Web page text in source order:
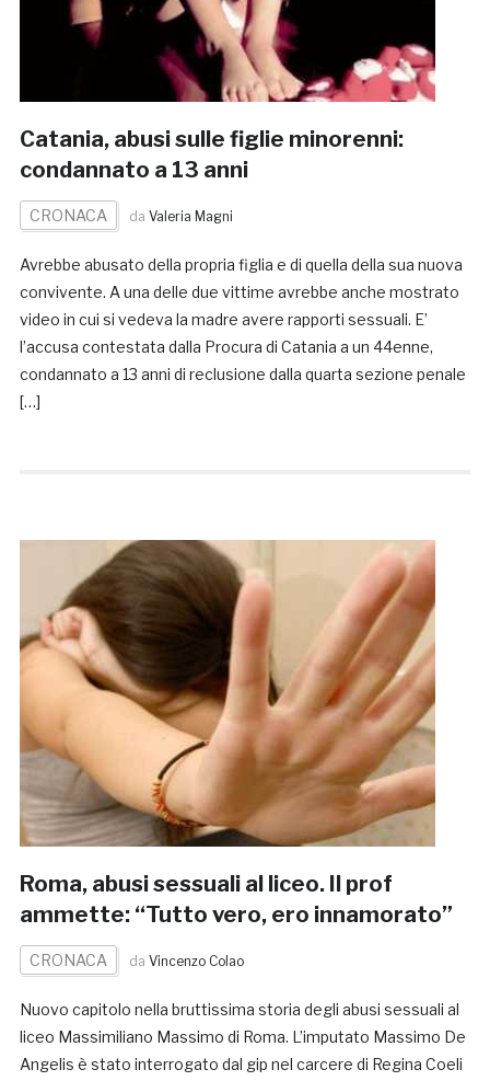
Catania, abusi sulle figlie minorenni:
condannato a 13 anni
CRONACA da Valeria Magni
Avrebbe abusato della propria figlia e di quella della sua nuova
convivente. A una delle due vittime avrebbe anche mostrato
video in cui si vedeva la madre avere rapporti sessuali. E’
l’accusa contestata dalla Procura di Catania a un 44enne,
condannato a 13 anni di reclusione dalla quarta sezione penale
[…]
Roma, abusi sessuali al liceo. Il prof
ammette: “Tutto vero, ero innamorato”
CRONACA da Vincenzo Colao
Nuovo capitolo nella bruttissima storia degli abusi sessuali al
liceo Massimiliano Massimo di Roma. L’imputato Massimo De
Angelis è stato interrogato dal gip nel carcere di Regina Coeli